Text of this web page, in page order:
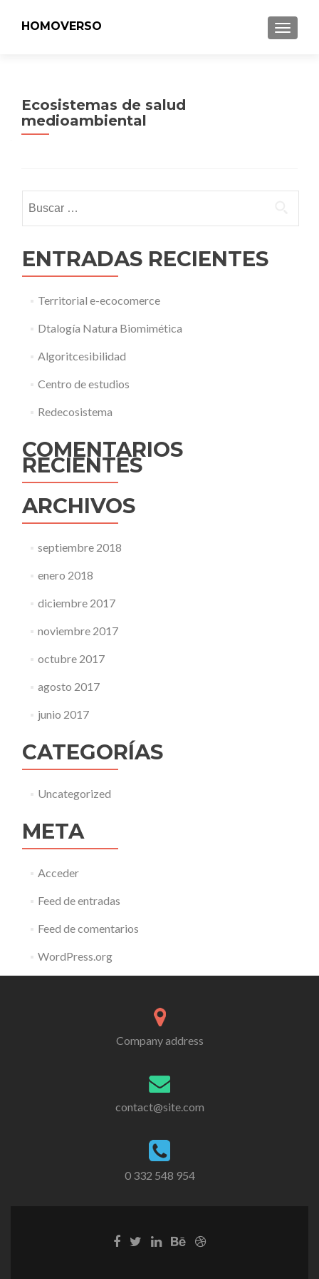
MENU
HOMOVERSO
Ecosistemas de salud
medioambiental
ENTRADAS RECIENTES
Territorial e-ecocomerce
Dtalogía Natura Biomimética
Algoritcesibilidad
Centro de estudios
Redecosistema
COMENTARIOS
RECIENTES
ARCHIVOS
septiembre 2018
enero 2018
diciembre 2017
noviembre 2017
octubre 2017
agosto 2017
junio 2017
CATEGORÍAS
Uncategorized
META
Acceder
Feed de entradas
Feed de comentarios
WordPress.org
Company address
contact@site.com
0 332 548 954